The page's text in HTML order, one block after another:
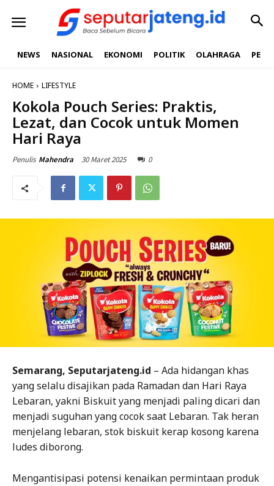
NEWS NASIONAL EKONOMI POLITIK OLAHRAGA
HOME LIFESTYLE
Kokola Pouch Series: Praktis,
Lezat, dan Cocok untuk Momen
Hari Raya
Penulis Mahendra 30 Maret 2025 0
Semarang, Seputarjateng.id – Ada hidangan khas
yang selalu disajikan pada Ramadan dan Hari Raya
Lebaran, yakni Biskuit yang menjadi paling dicari dan
menjadi suguhan yang cocok saat Lebaran. Tak heran
menjelang lebaran, stok biskuit kerap kosong karena
ludes diborong.
Mengantisipasi potensi kenaikan permintaan produk